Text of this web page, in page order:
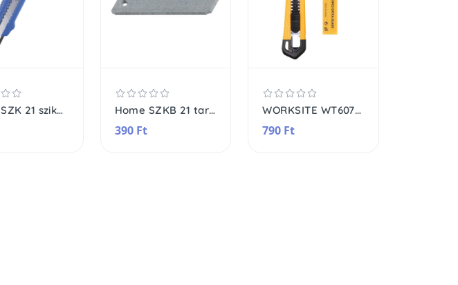
Home SZK 21 szike, fém pengevezető, műanyag burkolat, 18 mm-es penge Home SZKB 21 tartalékpenge, 18 mm, 10 darabos
390 Ft
WORKSITE WT6079 szike készlet, 18mm széles letörhető penge, +10 pótpenge, erős fém pengevezető
790 Ft